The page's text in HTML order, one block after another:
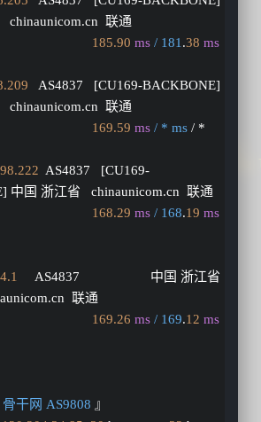
chinaunicom.cn  联通
185.90 ms / 181 .38 ms
   AS4837   [CU169-BACKBONE]
chinaunicom.cn  联通
169.59 ms / * ms
98.222
  AS4837   [CU169-
中国 浙江省   chinaunicom.cn  联通
168.29 ms / 168.19 ms
     AS4837                    中国 浙江省
联通
169.26 ms / 169.12 ms
骨干网 AS9808 』